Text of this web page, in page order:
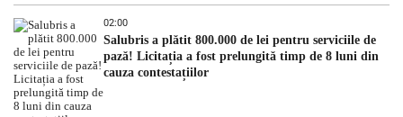
02:00
Salubris a plătit 800.000 de lei pentru serviciile de
pază! Licitația a fost prelungită timp de 8 luni din
cauza contestațiilor